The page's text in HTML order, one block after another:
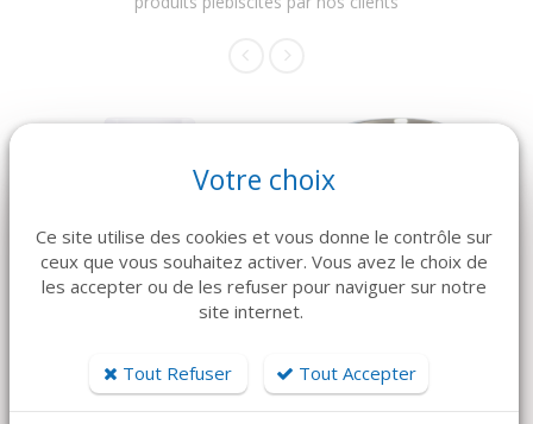
DÉTAILS
BRUMABA
BRUMABA
1 300 €
DÉTAILS
RACCORD POUR
FILTRE BIOFIL
Votre choix
Ce site utilise des cookies et vous donne le contrôle sur
ceux que vous souhaitez activer. Vous avez le choix de
les accepter ou de les refuser pour naviguer sur notre
site internet.
Tout Refuser Tout Accepter